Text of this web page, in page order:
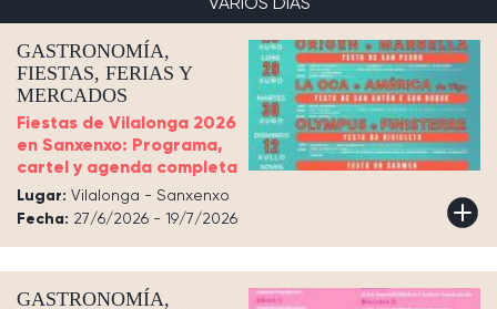
GASTRONOMÍA,
FIESTAS, FERIAS Y
MERCADOS
Fiestas de Vilalonga 2026
en Sanxenxo: Programa,
cartel y agenda completa
Lugar: Vilalonga - Sanxenxo
Fecha: 27/6/2026 - 19/7/2026
GASTRONOMÍA,